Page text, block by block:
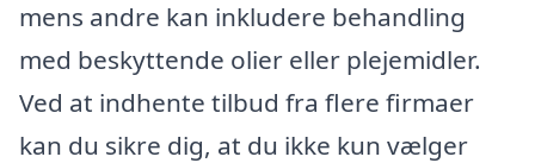
mens andre kan inkludere behandling
med beskyttende olier eller plejemidler.
Ved at indhente tilbud fra flere firmaer
kan du sikre dig, at du ikke kun vælger